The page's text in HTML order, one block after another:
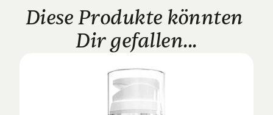
Diese Produkte könnten
Dir gefallen...